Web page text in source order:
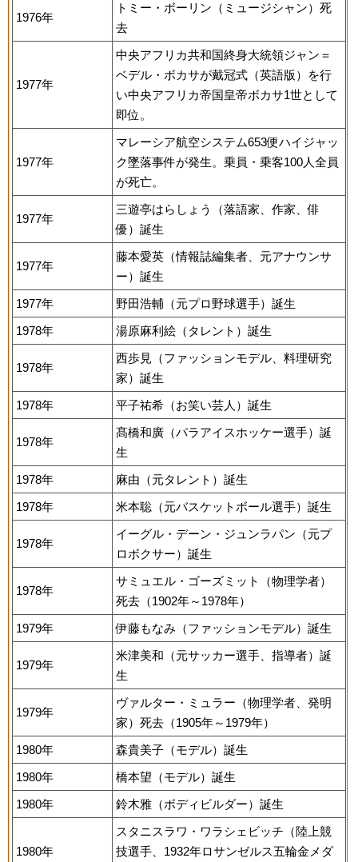
1976年
トミー・ボーリン（ミュージシャン）死
去
1977年
中央アフリカ共和国終身大統領ジャン＝
ベデル・ボカサが戴冠式（英語版）を行
い中央アフリカ帝国皇帝ボカサ1世として
即位。
1977年
マレーシア航空システム653便ハイジャッ
ク墜落事件が発生。乗員・乗客100人全員
が死亡。
1977年
三遊亭はらしょう（落語家、作家、俳
優）誕生
1977年
藤本愛英（情報誌編集者、元アナウンサ
ー）誕生
1977年
野田浩輔（元プロ野球選手）誕生
1978年
湯原麻利絵（タレント）誕生
1978年
西歩見（ファッションモデル、料理研究
家）誕生
1978年
平子祐希（お笑い芸人）誕生
1978年
髙橋和廣（パラアイスホッケー選手）誕
生
1978年
麻由（元タレント）誕生
1978年
米本聡（元バスケットボール選手）誕生
1978年
イーグル・デーン・ジュンラパン（元プ
ロボクサー）誕生
1978年
サミュエル・ゴーズミット（物理学者）
死去（1902年～1978年）
1979年
伊藤もなみ（ファッションモデル）誕生
1979年
米津美和（元サッカー選手、指導者）誕
生
1979年
ヴァルター・ミュラー（物理学者、発明
家）死去（1905年～1979年）
1980年
森貴美子（モデル）誕生
1980年
橋本望（モデル）誕生
1980年
鈴木雅（ボディビルダー）誕生
1980年
スタニスラワ・ワラシェビッチ（陸上競
技選手、1932年ロサンゼルス五輪金メダ